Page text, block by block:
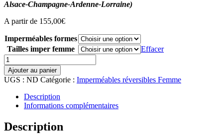
Alsace-Champagne-Ardenne-Lorraine)
A partir de 155,00€
Imperméables formes
Tailles imper femme
Effacer
quantité
de
Veste
imperméable
pour
adulte
réversible
"Porto
Rico"
Ajouter au panier
UGS : ND Catégorie : Imperméables réversibles Femme
Description
Informations complémentaires
Description